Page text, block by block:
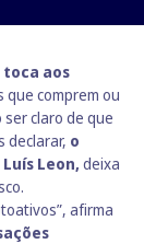
toca aos
comprem ou
claro de que
declarar, o
Leon, deixa
afirma